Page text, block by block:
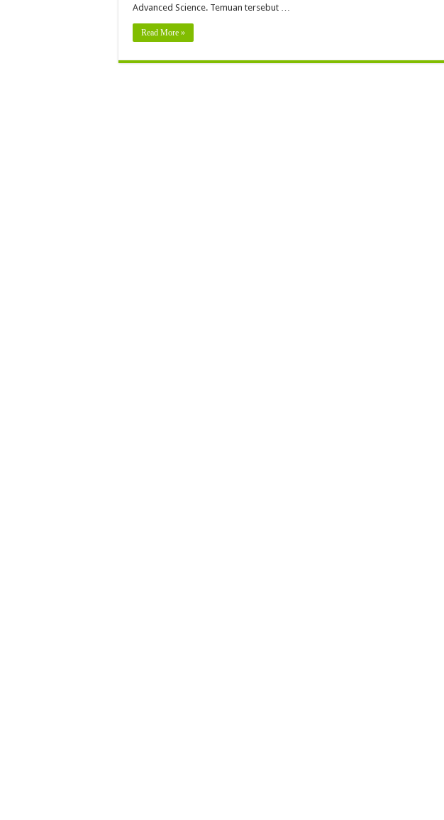
Advanced Science. Temuan tersebut …
Read More »